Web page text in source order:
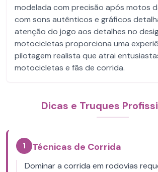
modelada com precisão após motos
com sons autênticos e gráficos
atenção do jogo aos detalhes no
motocicletas proporciona uma
pilotagem realista que atrai
motocicletas e fãs de corrida.
Dicas e Truques
1 Técnicas de Corrida
Dominar a corrida em rodovias